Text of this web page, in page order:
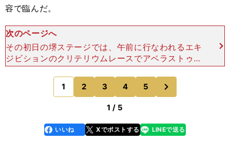
容で臨んだ。
次のページへ
その初日の堺ステージでは、午前に行なわれるエキ
ジビションのクリテリウムレースでアベラストゥリ
が優勝。今年からチームに加入したアベラストゥリ
はＪプロツアーでも個人部門首位につける活躍を見
せているが、その
1 2 3 4 5
のページへ
1 / 5
faceboo
k
いいね Xでポストする
line LINEで送る